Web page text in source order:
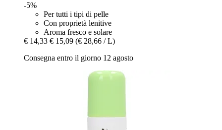
-5%
Per tutti i tipi di pelle
Con proprietà lenitive
Aroma fresco e solare
€ 14,33 € 15,09 (€ 28,66 / L)
Consegna entro il giorno 12 agosto